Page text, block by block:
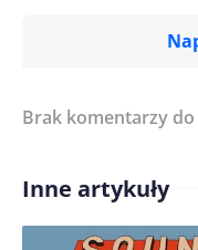
Treść komentarza*
Imię/ Nick*
Brak komentarzy
Inne artykuły